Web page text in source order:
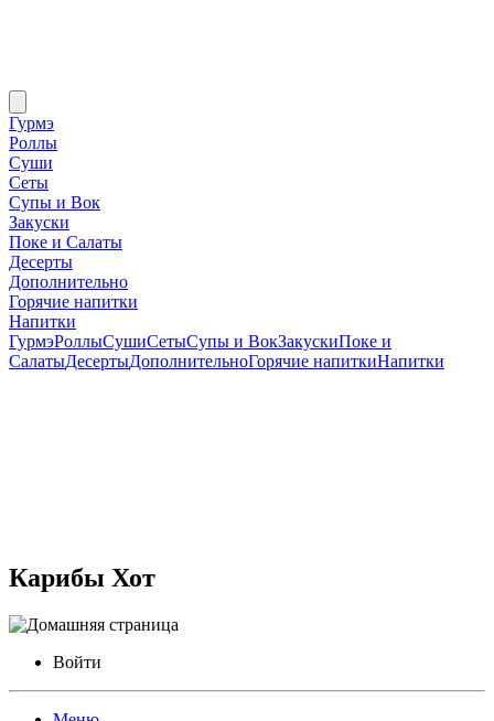
Гурмэ
Роллы
Суши
Сеты
Супы и Вок
Закуски
Поке и Салаты
Десерты
Дополнительно
Горячие напитки
Напитки
ГурмэРоллыСушиСетыСупы и ВокЗакускиПоке и
СалатыДесертыДополнительноГорячие напиткиНапитки
Карибы Хот
Войти